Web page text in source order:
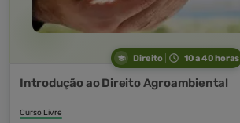
Direito 10 a 40 horas
Introdução ao Direito Agroambiental
Curso Livre